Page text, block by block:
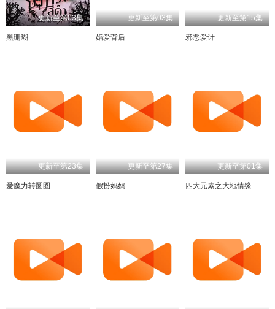
更新至第03集
黑珊瑚
更新至第03集
婚爱背后
更新至第15集
邪恶爱计
更新至第23集
爱魔力转圈圈
更新至第27集
假扮妈妈
更新至第01集
四大元素之大地情缘